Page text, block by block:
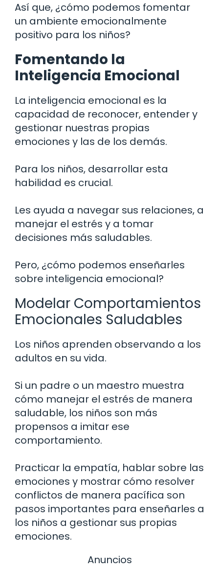
Así que, ¿cómo podemos fomentar
un ambiente emocionalmente
positivo para los niños?
Fomentando la
Inteligencia Emocional
La inteligencia emocional es la
capacidad de reconocer, entender y
gestionar nuestras propias
emociones y las de los demás.
Para los niños, desarrollar esta
habilidad es crucial.
Les ayuda a navegar sus relaciones, a
manejar el estrés y a tomar
decisiones más saludables.
Pero, ¿cómo podemos enseñarles
sobre inteligencia emocional?
Modelar Comportamientos
Emocionales Saludables
Los niños aprenden observando a los
adultos en su vida.
Si un padre o un maestro muestra
cómo manejar el estrés de manera
saludable, los niños son más
propensos a imitar ese
comportamiento.
Practicar la empatía, hablar sobre las
emociones y mostrar cómo resolver
conflictos de manera pacífica son
pasos importantes para enseñarles a
los niños a gestionar sus propias
emociones.
Anuncios